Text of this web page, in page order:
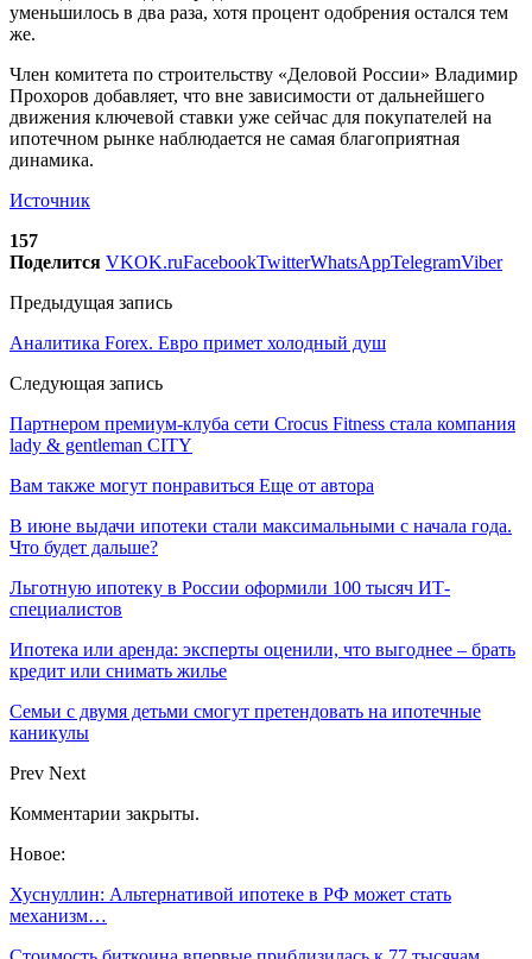
уменьшилось в два раза, хотя процент одобрения остался тем
же.
Член комитета по строительству «Деловой России» Владимир
Прохоров добавляет, что вне зависимости от дальнейшего
движения ключевой ставки уже сейчас для покупателей на
ипотечном рынке наблюдается не самая благоприятная
динамика.
Источник
157
Поделится VKOK.ruFacebookTwitterWhatsAppTelegramViber
Предыдущая запись
Аналитика Forex. Евро примет холодный душ
Следующая запись
Партнером премиум-клуба сети Crocus Fitness стала компания
lady & gentleman CITY
Вам также могут понравиться Еще от автора
В июне выдачи ипотеки стали максимальными с начала года.
Что будет дальше?
Льготную ипотеку в России оформили 100 тысяч ИТ-
специалистов
Ипотека или аренда: эксперты оценили, что выгоднее – брать
кредит или снимать жилье
Семьи с двумя детьми смогут претендовать на ипотечные
каникулы
Prev Next
Комментарии закрыты.
Новое:
Хуснуллин: Альтернативой ипотеке в РФ может стать
механизм…